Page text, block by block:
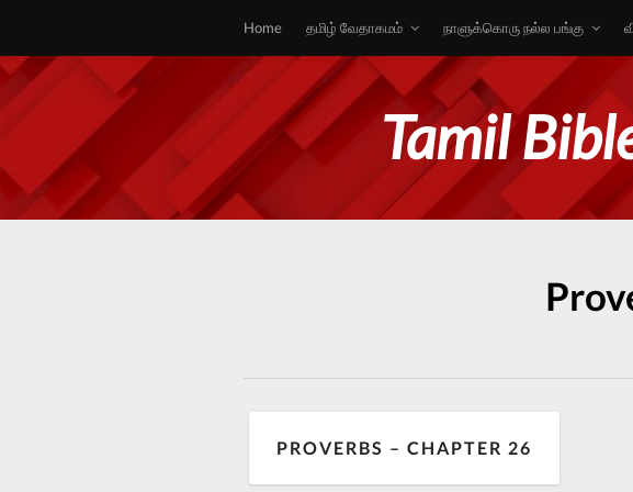
Home தமிழ் வேதாகமம் நாளுக்கொரு நல்ல பங்கு
Tamil
PROVERBS – CHAPTER 26